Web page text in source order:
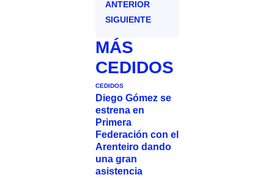
ANTERIOR
SIGUIENTE
MÁS
CEDIDOS
CEDIDOS
Diego Gómez se
estrena en
Primera
Federación con el
Arenteiro dando
una gran
asistencia